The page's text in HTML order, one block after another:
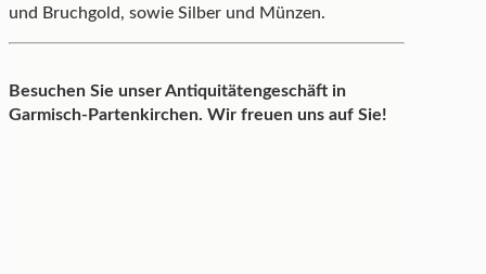
und Bruchgold, sowie Silber und Münzen.
Besuchen Sie unser Antiquitätengeschäft in
Garmisch-Partenkirchen. Wir freuen uns auf Sie!